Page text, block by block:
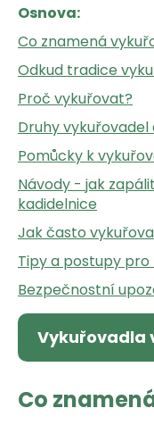
Osnova:
Co znamená
Odkud tradice
Proč vykuřovat?
Druhy vykuřovadel
Pomůcky k
Návody - jak
kadidelnice
Jak často
Tipy a postupy
Bezpečnostní
Vykuřovadla
Co
e
t
e
n
a
j
í
t
?
o